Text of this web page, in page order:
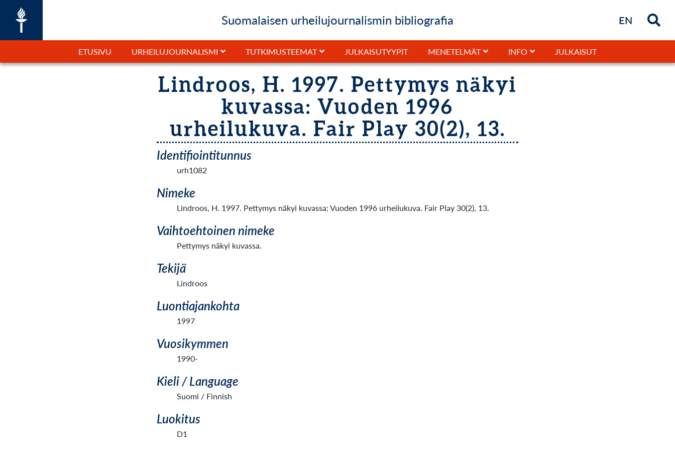
Suomalaisen urheilujournalismin bibliografia EN Briefly
ETUSIVU URHEILUJOURNALISMI TUTKIMUSTEEMAT JULKAISUTYYPIT MENETELMÄT INFO JULKAISUT
Lindroos, H. 1997. Pettymys näkyi
kuvassa: Vuoden 1996
urheilukuva. Fair Play 30(2), 13.
Identifiointitunnus
urh1082
Nimeke
Lindroos, H. 1997. Pettymys näkyi kuvassa: Vuoden 1996 urheilukuva. Fair Play 30(2), 13.
Vaihtoehtoinen nimeke
Pettymys näkyi kuvassa.
Tekijä
Lindroos
Luontiajankohta
1997
Vuosikymmen
1990-
Kieli / Language
Suomi / Finnish
Luokitus
D1